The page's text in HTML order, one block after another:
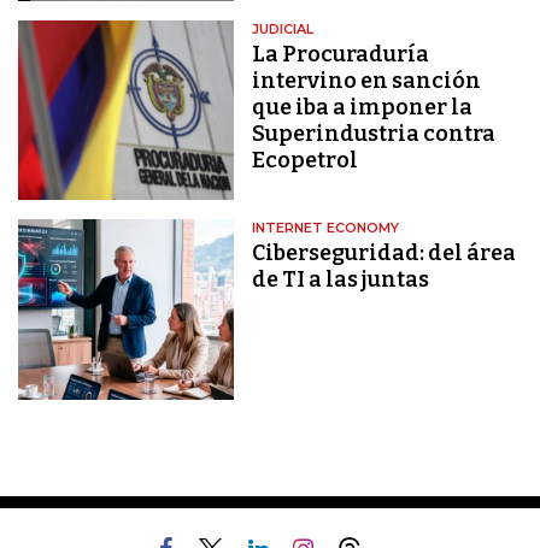
JUDICIAL
La Procuraduría
intervino en sanción
que iba a imponer la
Superindustria contra
Ecopetrol
INTERNET ECONOMY
Ciberseguridad: del área
de TI a las juntas